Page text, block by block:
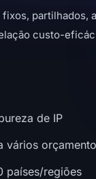
partilhados,
custo-
de IP
vários
países/regiões